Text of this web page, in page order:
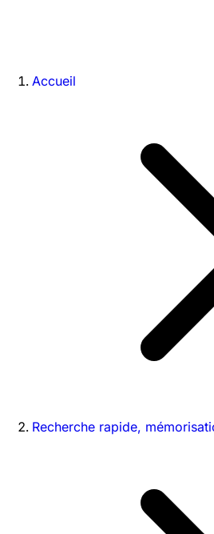
Accueil
Recherche rapide,